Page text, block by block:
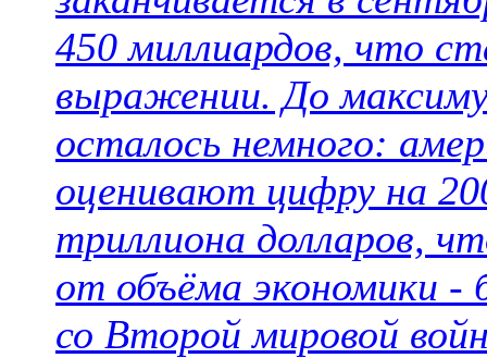
450 миллиардов, что
выражении. До
осталось немного:
оценивают цифру на
триллиона долларов,
от объёма экономики -
со Второй мировой